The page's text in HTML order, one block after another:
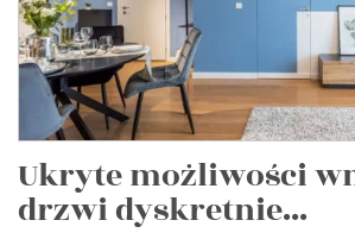
Ukryte możliwości
drzwi dyskretnie...